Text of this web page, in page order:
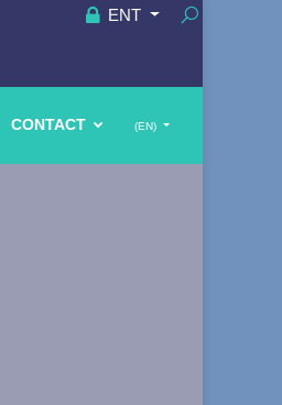
ENT
(EN)
CONTACT